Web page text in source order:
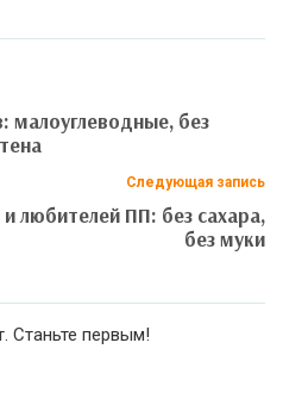
малоуглеводные, без
Следующая запись
любителей ПП: без сахара,
без муки
Станьте первым!